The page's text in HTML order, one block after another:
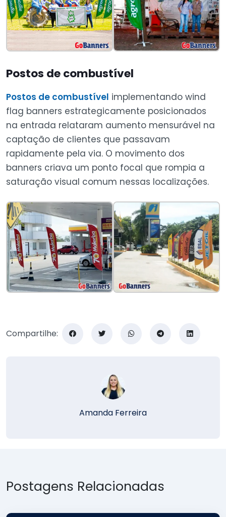
Postos de combustível
Postos de combustível implementando wind
flag banners estrategicamente posicionados
na entrada relataram aumento mensurável na
captação de clientes que passavam
rapidamente pela via. O movimento dos
banners criava um ponto focal que rompia a
saturação visual comum nessas localizações.
Compartilhe:
Amanda Ferreira
Postagens Relacionadas